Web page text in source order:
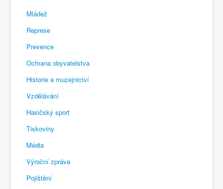
Mládež
Represe
Prevence
Ochrana obyvatelstva
Historie a muzejnictví
Vzdělávání
Hasičský sport
Tiskoviny
Média
Výroční zpráva
Pojištění